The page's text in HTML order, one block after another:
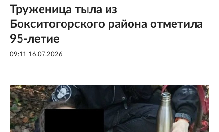
Труженица тыла из
Бокситогорского района отметила
95-летие
09:11 16.07.2026